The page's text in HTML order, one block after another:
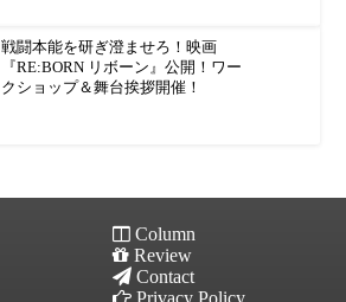
戦闘本能を研ぎ澄ませろ！映画
『RE:BORN リボーン』公開！ワー
クショップ＆舞台挨拶開催！
Column
Review
Contact